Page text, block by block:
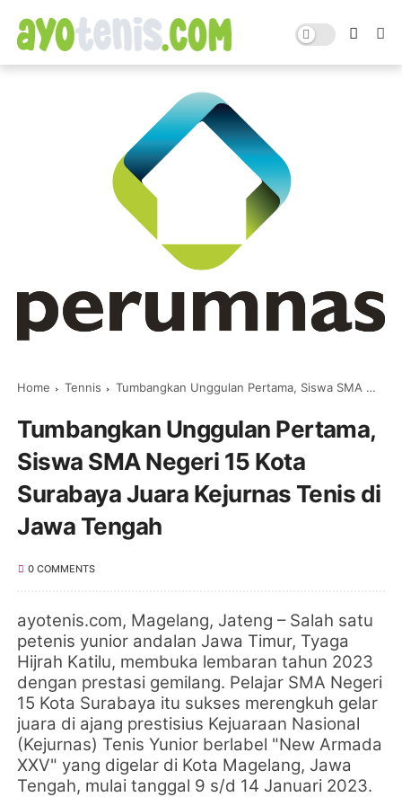
Home Tennis Tumbangkan Unggulan Pertama, Siswa SMA Negeri 15 Kota Surabaya Juara Kejurnas Tenis di Jawa Tengah
Tumbangkan Unggulan Pertama,
Siswa SMA Negeri 15 Kota
Surabaya Juara Kejurnas Tenis di
Jawa Tengah
0 COMMENTS
ayotenis.com, Magelang, Jateng –Salah satu
petenis yunior andalan Jawa Timur, Tyaga
Hijrah Katilu, membuka lembaran tahun 2023
dengan prestasi gemilang. Pelajar SMA Negeri
15 Kota Surabaya itu sukses merengkuh gelar
juara di ajang prestisius Kejuaraan Nasional
(Kejurnas) Tenis Yunior berlabel "New Armada
XXV" yang digelar di Kota Magelang, Jawa
Tengah, mulai tanggal 9 s/d 14 Januari 2023.